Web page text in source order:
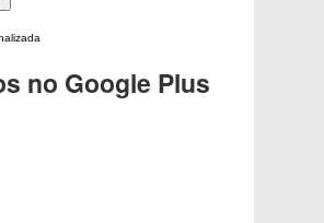
no Google Plus